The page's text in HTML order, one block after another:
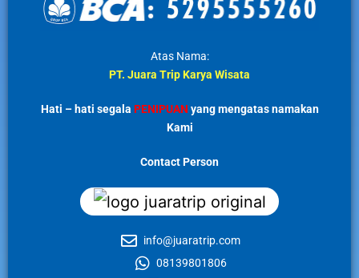
Atas Nama:
PT. Juara Trip Karya Wisata
Hati – hati segala PENIPUAN yang mengatas namakan
Kami
Contact Person
info@juaratrip.com
08139801806